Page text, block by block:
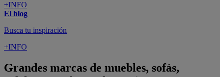
+INFO
El blog
Busca tu inspiración
+INFO
Grandes marcas de muebles, sofás,